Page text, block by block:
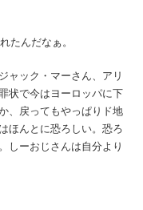
たんだなぁ。
ャック・マーさん、アリ
状で今はヨーロッパに下
、戻ってもやっぱりド地
ほんとに恐ろしい。恐ろ
しーおじさんは自分より